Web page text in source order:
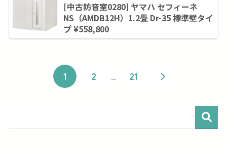
[中古防音室0280] ヤマハ セフィーネ
NS（AMDB12H）1.2畳 Dr-35 標準壁タイ
プ ¥558,800
1 2 … 21